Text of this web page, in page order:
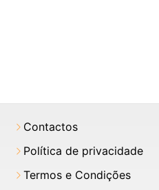
Contactos
Política de privacidade
Termos e Condições